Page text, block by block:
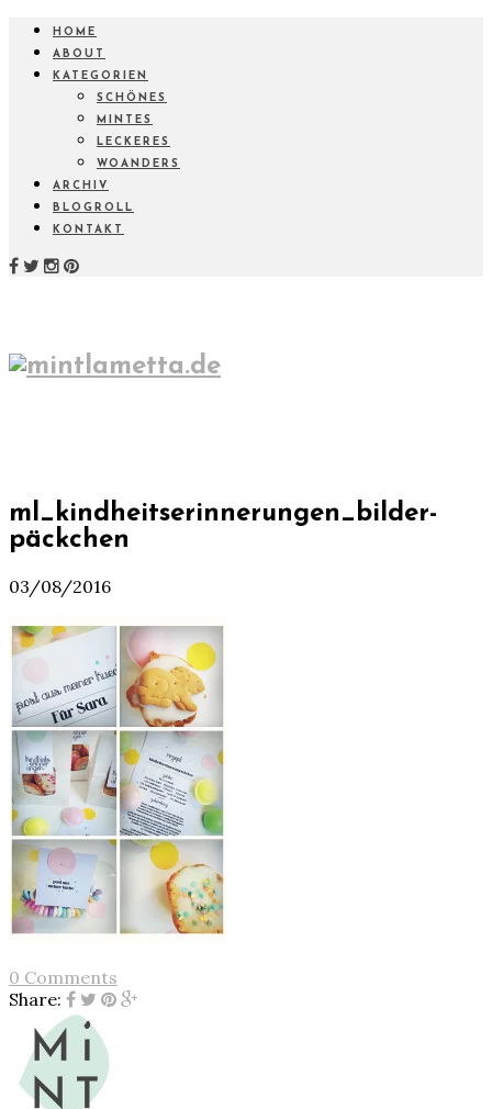
HOME
ABOUT
KATEGORIEN
SCHÖNES
MINTES
LECKERES
WOANDERS
ARCHIV
BLOGROLL
KONTAKT
ml_kindheitserinnerungen_bilder-
päckchen
03/08/2016
0 Comments
Share: